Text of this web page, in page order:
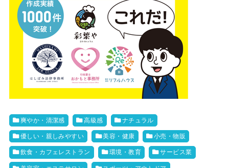
爽やか・清潔感 高級感 ナチュラル
優しい・親しみやすい 美容・健康 小売・物販
飲食・カフェレストラン 環境・教育 サービス業